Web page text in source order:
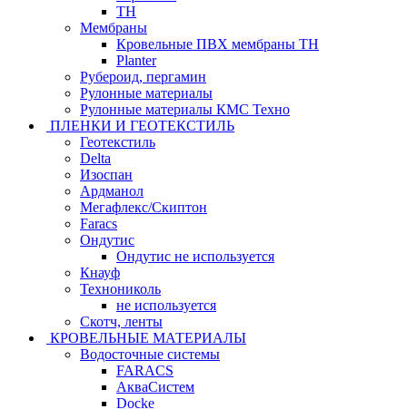
ТН
Мембраны
Кровельные ПВХ мембраны ТН
Planter
Рубероид, пергамин
Рулонные материалы
Рулонные материалы КМС Техно
ПЛЕНКИ И ГЕОТЕКСТИЛЬ
Геотекстиль
Delta
Изоспан
Ардманол
Мегафлекс/Скиптон
Faracs
Ондутис
Ондутис не используется
Кнауф
Технониколь
не используется
Скотч, ленты
КРОВЕЛЬНЫЕ МАТЕРИАЛЫ
Водосточные системы
FARACS
АкваСистем
Docke